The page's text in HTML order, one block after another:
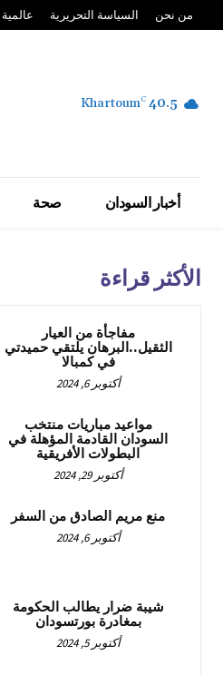
عالمية السياسة التحريرية من نحن
40.5
C
Khartoum
أخبار السودان صحة
الأكثر قراءة
مفاجأة من العيار
الثقيل..البرهان يلتقي حميدتي
في كمبالا
أكتوبر 6, 2024
مواعيد مباريات منتخب
السودان القادمة المؤهلة في
البطولات الأفريقية
أكتوبر 29, 2024
منع مريم الصادق من السفر
أكتوبر 6, 2024
شيبة ضرار يطالب الحكومة
بمغادرة بورتسودان
أكتوبر 5, 2024